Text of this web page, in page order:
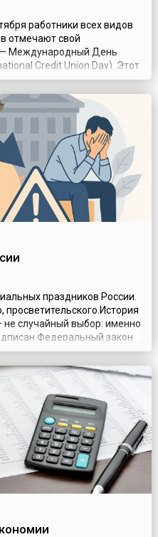
работники всех видов
отмечают свой
Международный День
Credit Union Day). Этот
с 1948 года и с тех самых
многочисленных
кредитных союзов и
а...
праздников России.
просветительского.История
не случайный выбор: именно
Федеральный закон
(банкротстве)». До
банкротства в
системным. С тех пор